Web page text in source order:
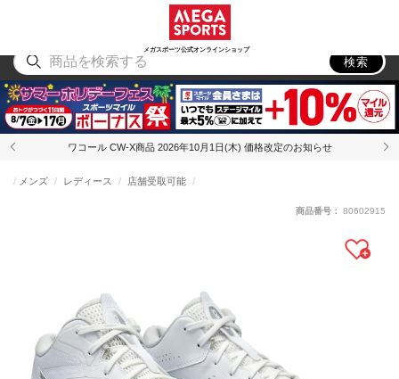
メガスポーツ公式オンラインショップ
アウトドア
検索
ワコール CW-X商品 2026年10月1日(木) 価格改定のお知らせ
メンズ レディース 店舗受取可能
商品番号： 80602915